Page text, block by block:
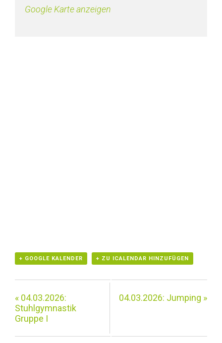
Google Karte anzeigen
+ GOOGLE KALENDER + ZU ICALENDAR HINZUFÜGEN
« 04.03.2026:
Stuhlgymnastik
Gruppe I
04.03.2026: Jumping »